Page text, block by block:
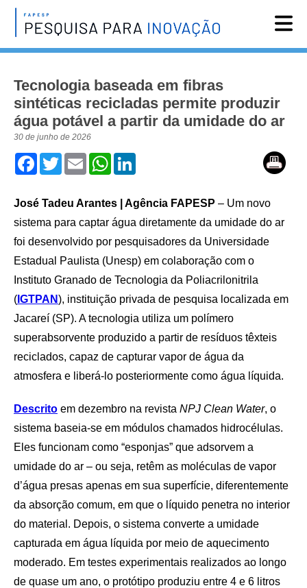
Notícias
Agenda
Tecnologia baseada em fibras
sintéticas recicladas permite produzir
água potável a partir da umidade do ar
30 de junho de 2026
Facebook
TwitterEmailWhatsApp
José Tadeu Arantes | Agência FAPESP – Um novo
sistema para captar água diretamente da umidade do ar
foi desenvolvido por pesquisadores da Universidade
Estadual Paulista (Unesp) em colaboração com o
Instituto Granado de Tecnologia da Poliacrilonitrila
( IGTPAN), instituição privada de pesquisa localizada em
Jacareí (SP). A tecnologia utiliza um polímero
superabsorvente produzido a partir de resíduos têxteis
reciclados, capaz de capturar vapor de água da
atmosfera e liberá-lo posteriormente como água líquida.
Descrito em dezembro na revista NPJ Clean Water, o
sistema baseia-se em módulos chamados hidrocélulas.
Eles funcionam como “esponjas” que adsorvem a
umidade do ar – ou seja, retêm as moléculas de vapor
d’água presas apenas em sua superfície, diferentemente
da absorção comum, em que o líquido penetra no interior
do material. Depois, o sistema converte a umidade
capturada em água líquida por meio de aquecimento
moderado. Em testes experimentais realizados ao longo
de quase um ano, o protótipo produziu entre 4 e 6 litros